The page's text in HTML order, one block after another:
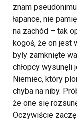
znam
łapance, nie
na zachód – tak
kogoś, że on jest
były zamknięte
chłopcy wysunęli
Niemiec, który
chyba na niby.
że one się
Oczywiście